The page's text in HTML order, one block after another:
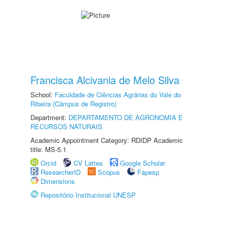
Francisca Alcivania de Melo Silva
School: Faculdade de Ciências Agrárias do Vale do
Ribeira (Câmpus de Registro)
Department: DEPARTAMENTO DE AGRONOMIA E
RECURSOS NATURAIS
Academic Appointment Category: RDIDP Academic
title: MS-5.1
Orcid
CV Lattes
Google Scholar
ResearcherID
Scopus
Fapesp
Dimensions
Repositório Institucional UNESP